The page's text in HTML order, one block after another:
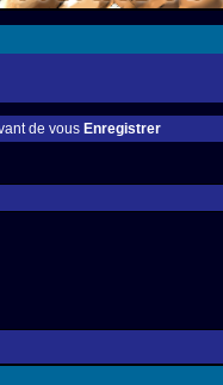
de vous Enregistrer